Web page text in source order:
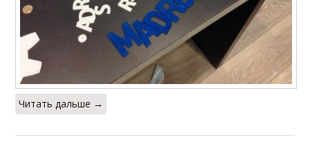
Читать дальше →